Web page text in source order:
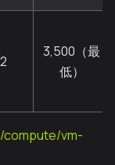
3,500（最
低）
vm-